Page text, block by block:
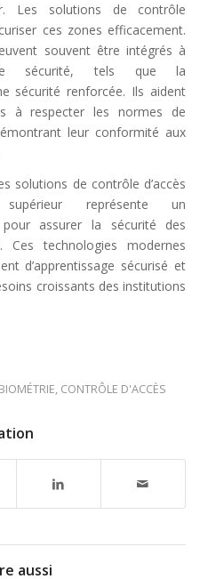
Les solutions de contrôle
ces zones efficacement.
souvent être intégrés à
de sécurité, tels que la
sécurité renforcée. Ils aident
à respecter les normes de
leur conformité aux
solutions de contrôle d’accès
supérieur représente un
pour assurer la sécurité des
technologies modernes
d’apprentissage sécurisé et
croissants des institutions
BIOMÉTRIE, CONTRÔLE D'ACCÈS
aussi